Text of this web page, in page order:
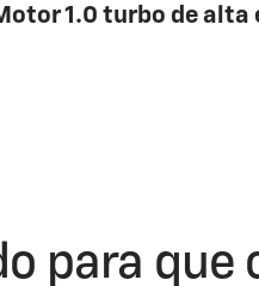
1.0 turbo de alta
para